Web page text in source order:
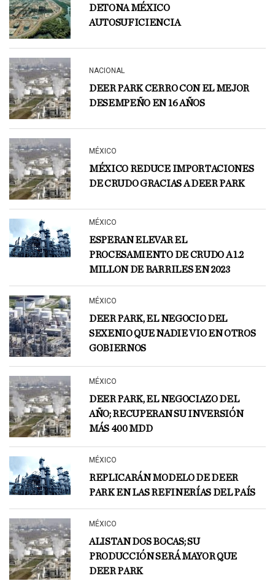
DETONA MÉXICO
AUTOSUFICIENCIA
NACIONAL
DEER PARK CERRO CON EL MEJOR
DESEMPEÑO EN 16 AÑOS
MÉXICO
MÉXICO REDUCE IMPORTACIONES
DE CRUDO GRACIAS A DEER PARK
MÉXICO
ESPERAN ELEVAR EL
PROCESAMIENTO DE CRUDO A 1.2
MILLON DE BARRILES EN 2023
MÉXICO
DEER PARK, EL NEGOCIO DEL
SEXENIO QUE NADIE VIO EN OTROS
GOBIERNOS
MÉXICO
DEER PARK, EL NEGOCIAZO DEL
AÑO; RECUPERAN SU INVERSIÓN
MÁS 400 MDD
MÉXICO
REPLICARÁN MODELO DE DEER
PARK EN LAS REFINERÍAS DEL PAÍS
MÉXICO
ALISTAN DOS BOCAS; SU
PRODUCCIÓN SERÁ MAYOR QUE
DEER PARK